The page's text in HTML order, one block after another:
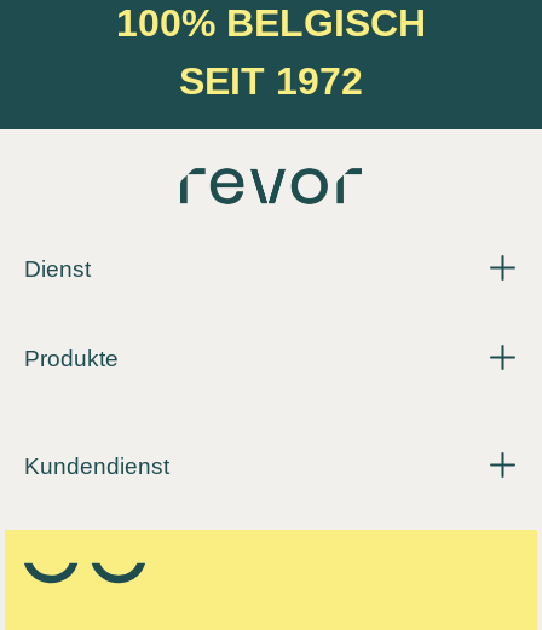
100% BELGISCH
SEIT 1972
Dienst
Produkte
Kundendienst